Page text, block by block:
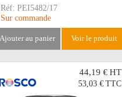
Réf: PEI5482/17
Sur commande
ajouter au panier voir le produit
44,19 € HT
53,03 € TTC